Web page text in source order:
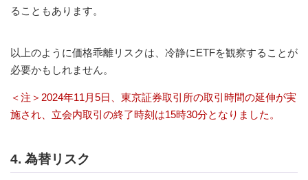
ることもあります。
以上のように価格乖離リスクは、冷静にETFを観察することが
必要かもしれません。
＜注＞2024年11月5日、東京証券取引所の取引時間の延伸が実
施され、立会内取引の終了時刻は15時30分となりました。
4. 為替リスク